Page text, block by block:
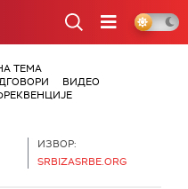
ТЕМА
ВИДЕО
ИЗВОР:
SRBIZASRBE.ORG